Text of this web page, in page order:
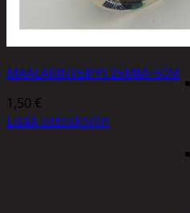
MAALARINTEIPPI 25MM×50M
1,50 €
Lisää ostoskoriin